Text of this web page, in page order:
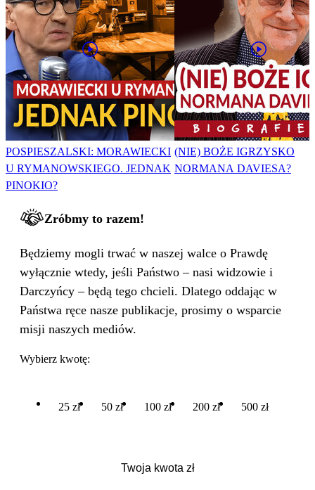
POSPIESZALSKI: MORAWIECKI
U RYMANOWSKIEGO. JEDNAK
PINOKIO?
(NIE) BOŻE IGRZYSKO
NORMANA DAVIESA?
Zróbmy to razem!
Będziemy mogli trwać w naszej walce o Prawdę
wyłącznie wtedy, jeśli Państwo – nasi widzowie i
Darczyńcy – będą tego chcieli. Dlatego oddając w
Państwa ręce nasze publikacje, prosimy o wsparcie
misji naszych mediów.
Wybierz kwotę:
25 zł 50 zł 100 zł 200 zł 500 zł